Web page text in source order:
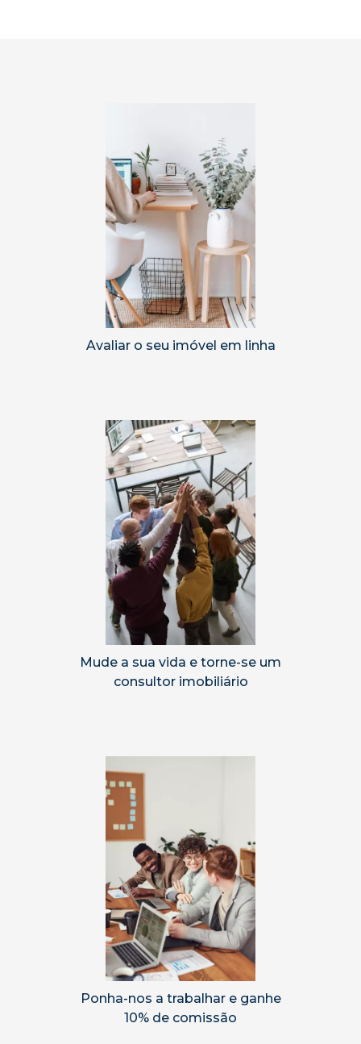
Avaliar o seu imóvel em linha
Mude a sua vida e torne-se um
consultor imobiliário
Ponha-nos a trabalhar e ganhe
10% de comissão